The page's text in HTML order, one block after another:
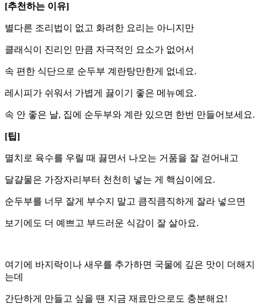
[추천하는 이유]
별다른 조리법이 없고 화려한 요리는 아니지만
​클래식이 진리인 만큼 자극적인 요소가 없어서
속 편한 식단으로 순두부 계란탕만한게 없네요.
레시피가 쉬워서 가볍게 끓이기 좋은 메뉴예요.
속 안 좋은 날, 집에 순두부와 계란 있으면 한번 만들어보세요.
[팁]
멸치로 육수를 우릴 때 끓면서 나오는 거품을 잘 걷어내고
달걀물은 가장자리부터 천천히 넣는 게 핵심이에요.
순두부를 너무 잘게 부수지 말고 큼직큼직하게 잘라 넣으면
보기에도 더 예쁘고 부드러운 식감이 잘 살아요.
여기에 바지락이나 새우를 추가하면 국물에 깊은 맛이 더해지
는데
간단하게 만들고 싶을 땐 지금 재료만으로도 충분해요!